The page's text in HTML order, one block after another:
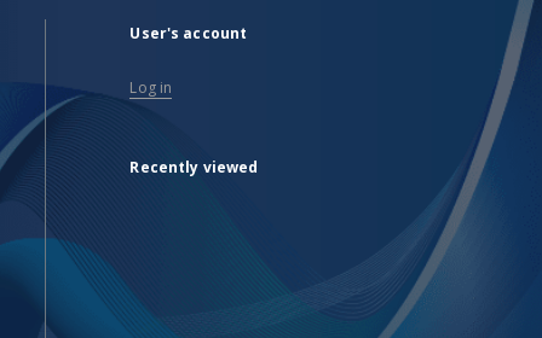
User's account
Log in
Recently viewed